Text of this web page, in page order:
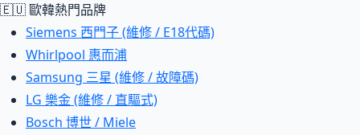
🇪🇺 歐韓熱門品牌
Siemens 西門子 (維修 / E18代碼)
Whirlpool 惠而浦
Samsung 三星 (維修 / 故障碼)
LG 樂金 (維修 / 直驅式)
Bosch 博世 / Miele